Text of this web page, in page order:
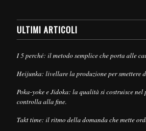
ULTIMI ARTICOLI
I 5 perché: il metodo semplice che porta alle
Heijunka: livellare la produzione per smettere
Poka-yoke e Jidoka: la qualità si costruisce nel
controlla alla fine.
Takt time: il ritmo della domanda che mette